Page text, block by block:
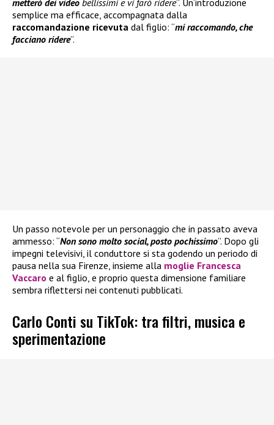
metterò dei video bellissimi e vi farò ridere”. Un’introduzione
semplice ma efficace, accompagnata dalla
raccomandazione ricevuta dal figlio: “mi raccomando, che
facciano ridere”.
Un passo notevole per un personaggio che in passato aveva
ammesso: “Non sono molto social, posto pochissimo”. Dopo gli
impegni televisivi, il conduttore si sta godendo un periodo di
pausa nella sua Firenze, insieme alla moglie Francesca
Vaccaro e al figlio, e proprio questa dimensione familiare
sembra riflettersi nei contenuti pubblicati.
Carlo Conti su TikTok: tra filtri, musica e
sperimentazione